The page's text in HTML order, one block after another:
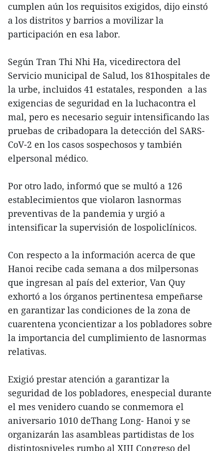
cumplen aún los requisitos exigidos, dijo einstó
a los distritos y barrios a movilizar la
participación en esa labor.
Según Tran Thi Nhi Ha, vicedirectora del
Servicio municipal de Salud, los 81hospitales de
la urbe, incluidos 41 estatales, responden a las
exigencias de seguridad en la luchacontra el
mal, pero es necesario seguir intensificando las
pruebas de cribadopara la detección del SARS-
CoV-2 en los casos sospechosos y también
elpersonal médico.
Por otro lado, informó que se multó a 126
establecimientos que violaron lasnormas
preventivas de la pandemia y urgió a
intensificar la supervisión de lospoliclínicos.
Con respecto a la información acerca de que
Hanoi recibe cada semana a dos milpersonas
que ingresan al país del exterior, Van Quy
exhortó a los órganos pertinentesa empeñarse
en garantizar las condiciones de la zona de
cuarentena yconcientizar a los pobladores sobre
la importancia del cumplimiento de lasnormas
relativas.
Exigió prestar atención a garantizar la
seguridad de los pobladores, enespecial durante
el mes venidero cuando se conmemora el
aniversario 1010 deThang Long- Hanoi y se
organizarán las asambleas partidistas de los
distintosniveles rumbo al XIII Congreso del